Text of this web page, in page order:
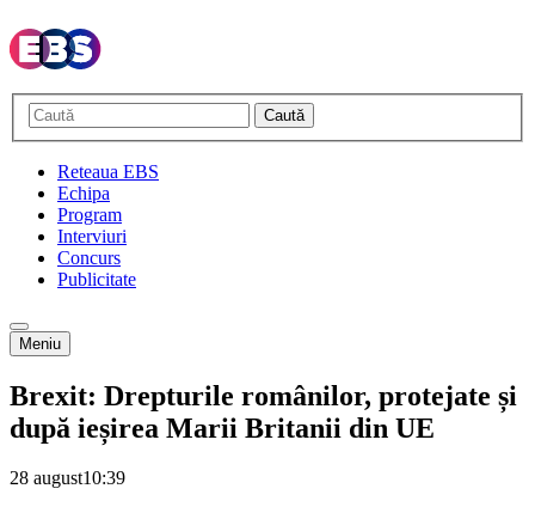
Caută
Reteaua EBS
Echipa
Program
Interviuri
Concurs
Publicitate
Meniu
Brexit: Drepturile românilor, protejate și
după ieșirea Marii Britanii din UE
28 august10:39